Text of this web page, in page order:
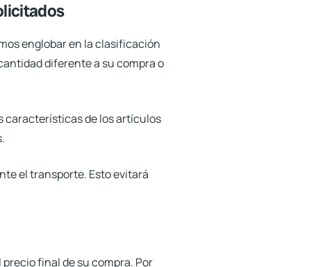
englobar en laclasificación
diferente a su compra o
características de los artículos
el transporte. Esto evitará
final de su compra. Por